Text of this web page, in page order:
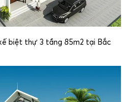
biệt thự 3 tầng 85m2 tại Bắc